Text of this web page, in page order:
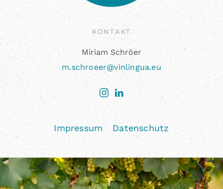
KONTAKT
Miriam Schröer
m.schroeer@vinlingua.eu
Impressum Datenschutz